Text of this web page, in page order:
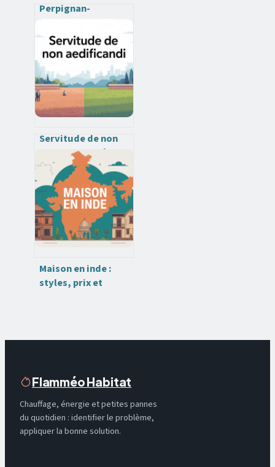
Perpignan-
immobilier.fr :
comment tirer parti
du marché
immobilier de
perpignan
Servitude de non
aedificandi : règles,
portée et
précautions à
connaître
Maison en inde :
styles, prix et
Flamméo Habitat
Chauffage, énergie et petites pannes
du quotidien : identifier le problème,
appliquer la bonne solution.